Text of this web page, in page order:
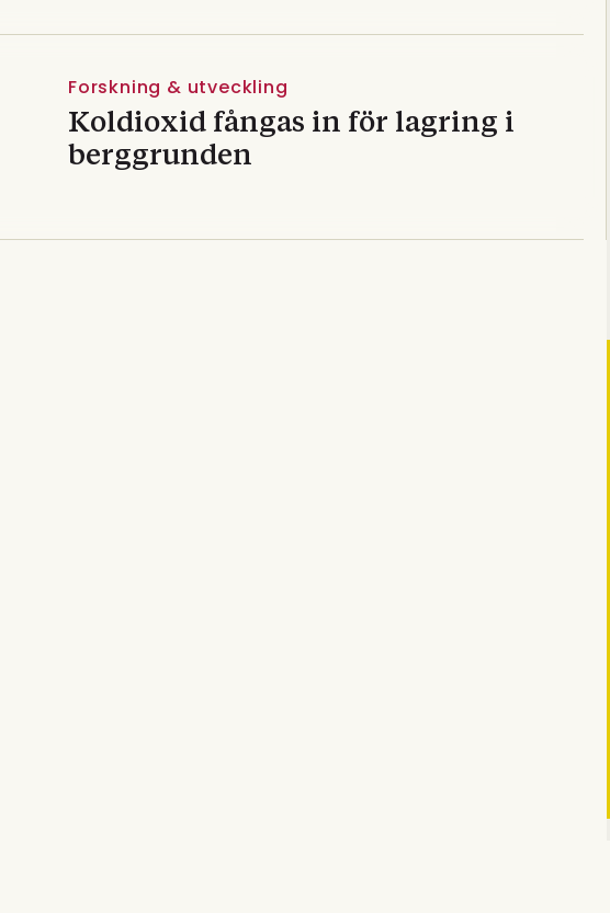
Forskning & utveckling
Koldioxid fångas in för lagring i
berggrunden